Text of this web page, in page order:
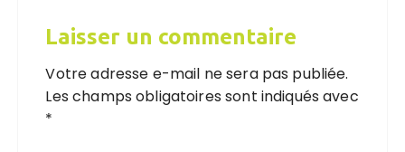
Laisser un commentaire
Votre adresse e-mail ne sera pas publiée.
Les champs obligatoires sont indiqués avec
*